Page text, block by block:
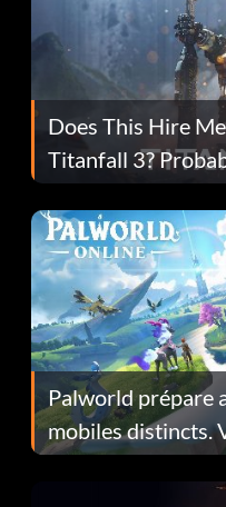
Does This Hire
Titanfall 3?
Fans Are Hopeful
Palworld prépare
mobiles distincts.